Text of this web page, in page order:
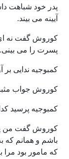
پدر خود شباهت
آیینه می بیند.
کوروش گفت نه ای
پسرت را می بینی.
کمبوجیه ندایی
کوروش جواب
کمبوجیه پرسید
کوروش گفت من
باشم و همانم که
که مامور بود